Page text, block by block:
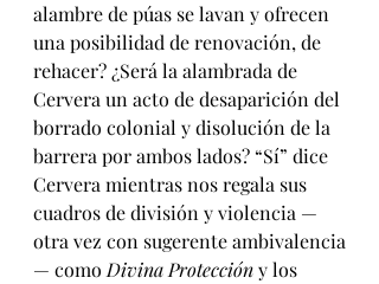
alambre de púas se lavan y ofrecen
una posibilidad de renovación, de
rehacer? ¿Será la alambrada de
Cervera un acto de desaparición del
borrado colonial y disolución de la
barrera por ambos lados? “Sí” dice
Cervera mientras nos regala sus
cuadros de división y violencia —
otra vez con sugerente ambivalencia
— como Divina Protección y los